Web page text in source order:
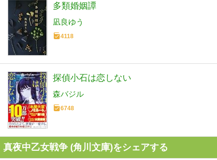
多類婚姻譚
凪良ゆう
4118
探偵小石は恋しない
森バジル
6748
真夜中乙女戦争 (角川文庫)をシェアする